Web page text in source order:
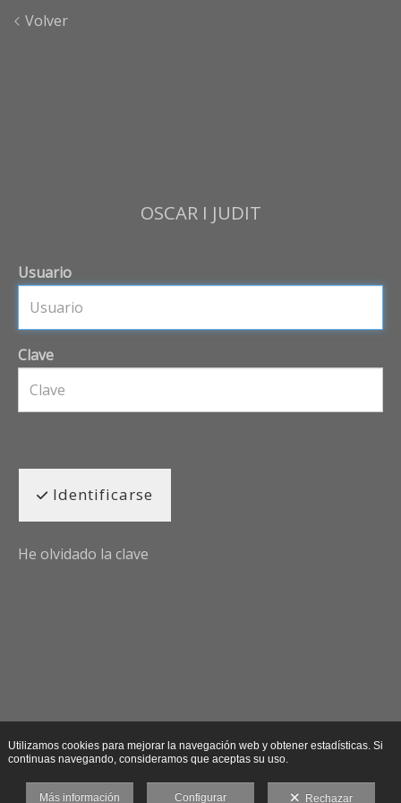
Volver
OSCAR I JUDIT
Usuario
Clave
Identificarse
He olvidado la clave
Utilizamos cookies para mejorar la navegación web y obtener estadísticas. Si
continuas navegando, consideramos que aceptas su uso.
Más información Configurar Rechazar